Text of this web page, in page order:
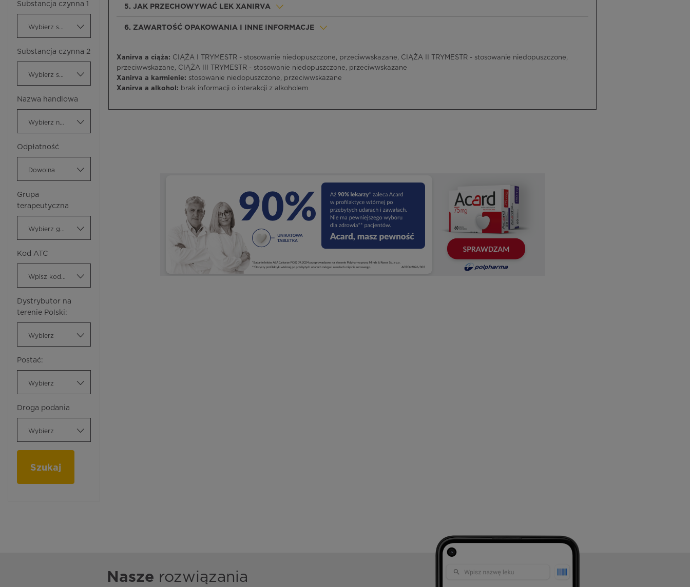
Substancja czynna 1
Substancja czynna 2
Nazwa handlowa
Odpłatność
Dowolna
Grupa
terapeutyczna
Kod ATC
Dystrybutor na
terenie Polski:
Wybierz
Postać:
Wybierz
Droga podania
Wybierz
Szukaj
5. JAK PRZECHOWYWAĆ LEK XANIRVA
6. ZAWARTOŚĆ OPAKOWANIA I INNE INFORMACJE
Xanirva a ciąża: CIĄŻA I TRYMESTR - stosowanie niedopuszczone, przeciwwskazane, CIĄŻA II TRYMESTR - stosowanie niedopuszczone,
przeciwwskazane, CIĄŻA III TRYMESTR - stosowanie niedopuszczone, przeciwwskazane
Xanirva a karmienie: stosowanie niedopuszczone, przeciwwskazane
Xanirva a alkohol: brak informacji o interakcji z alkoholem
Nasze rozwiązania